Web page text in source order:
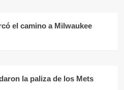
el camino a Milwaukee
la paliza de los Mets